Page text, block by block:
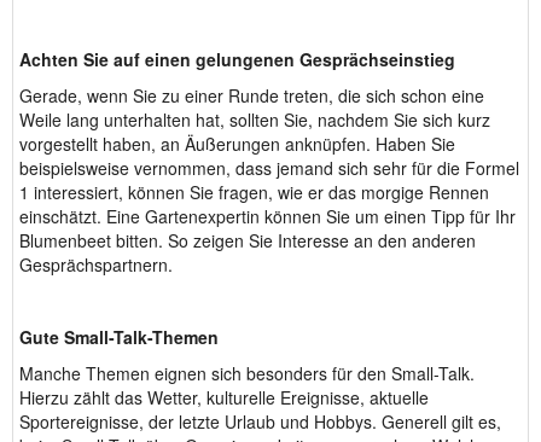
Achten Sie auf einen gelungenen Gesprächseinstieg
Gerade, wenn Sie zu einer Runde treten, die sich schon eine
Weile lang unterhalten hat, sollten Sie, nachdem Sie sich kurz
vorgestellt haben, an Äußerungen anknüpfen. Haben Sie
beispielsweise vernommen, dass jemand sich sehr für die Formel
1 interessiert, können Sie fragen, wie er das morgige Rennen
einschätzt. Eine Gartenexpertin können Sie um einen Tipp für Ihr
Blumenbeet bitten. So zeigen Sie Interesse an den anderen
Gesprächspartnern.
Gute Small-Talk-Themen
Manche Themen eignen sich besonders für den Small-Talk.
Hierzu zählt das Wetter, kulturelle Ereignisse, aktuelle
Sportereignisse, der letzte Urlaub und Hobbys. Generell gilt es,